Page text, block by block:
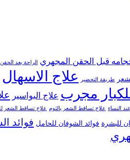
قبل الحقن المجهري الراحة بعد
طريقة التحضير علاج الاسهال
مجرب علاج البواسير
النساء علاج تساقط الشعر بالثوم علاج تساقط الشعر
للبشرة فوائد الشوفان للحامل فوائد